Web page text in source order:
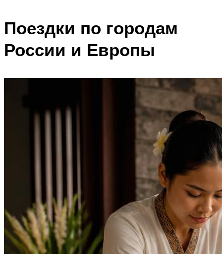
Поездки по городам
России и Европы